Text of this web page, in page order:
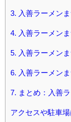
3. 入善ラーメン
4. 入善ラーメン
5. 入善ラーメン
6. 入善ラーメン
7. まとめ：入善
アクセスや駐車場